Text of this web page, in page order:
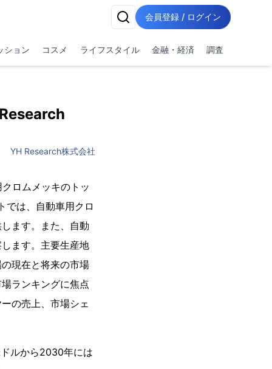
会員登録 / ログイン
ション コスメ ライフスタイル 金融・経済 調査
YH Research株式会社
ロムメッキのトッ
では、自動車用クロ
ます。また、自動
ます。主要生産地
現在と将来の市場
ランキングに焦点
の売上、市場シェ
ルから2030年には